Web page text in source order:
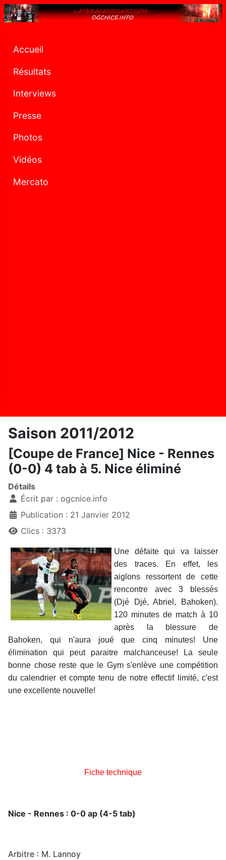
Accueil
Résultats
Interviews
Presse
Photos
Vidéos
Mercato
Saison 2011/2012
[Coupe de France] Nice - Rennes
(0-0) 4 tab à 5. Nice éliminé
Détails
Écrit par : ogcnice.info
Publication : 21 Janvier 2012
Clics : 3373
Une défaite qui va laisser
des traces. En effet, les
aiglons ressortent de cette
rencontre avec 3 blessés
(Djé Djé, Abriel, Bahoken).
120 minutes de match à 10
après la blessure de
Bahoken, qui n'aura joué que cinq minutes! Une
élimination qui peut paraitre malchanceuse! La seule
bonne chose reste que le Gym s'enlève une compétition
du calendrier et compte tenu de notre effectif limité, c'est
une excellente nouvelle!
Fiche technique
Nice - Rennes : 0-0 ap (4-5 tab)
Arbitre : M. Lannoy